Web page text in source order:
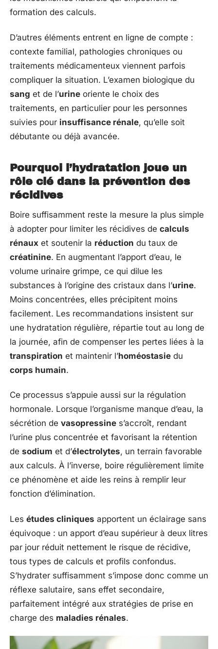
formation des calculs.
D’autres éléments entrent en ligne de compte :
contexte familial, pathologies chroniques ou
traitements médicamenteux viennent parfois
compliquer la situation. L’examen biologique du
sang et de l’urine oriente le choix des
traitements, en particulier pour les personnes
suivies pour insuffisance rénale, qu’elle soit
débutante ou déjà avancée.
Pourquoi l’hydratation joue un
rôle clé dans la prévention des
récidives
Boire suffisamment reste la mesure la plus simple
à adopter pour limiter les récidives de calculs
rénaux et soutenir la réduction du taux de
créatinine. En augmentant l’apport d’eau, le
volume urinaire grimpe, ce qui dilue les
substances à l’origine des cristaux dans l’urine.
Moins concentrées, elles précipitent moins
facilement. Les recommandations insistent sur
une hydratation régulière, répartie tout au long de
la journée, afin de compenser les pertes liées à la
transpiration et maintenir l’homéostasie du
corps humain.
Ce processus s’appuie aussi sur la régulation
hormonale. Lorsque l’organisme manque d’eau, la
sécrétion de vasopressine s’accroît, rendant
l’urine plus concentrée et favorisant la rétention
de sodium et d’électrolytes, un terrain favorable
aux calculs. À l’inverse, boire régulièrement limite
ce phénomène et aide les reins à remplir leur
fonction d’élimination.
Les études cliniques apportent un éclairage sans
équivoque : un apport d’eau supérieur à deux litres
par jour réduit nettement le risque de récidive,
tous types de calculs et profils confondus.
S’hydrater suffisamment s’impose donc comme un
réflexe salutaire, sans effet secondaire,
parfaitement intégré aux stratégies de prise en
charge des maladies rénales.